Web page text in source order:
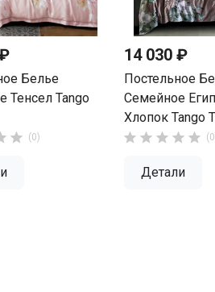
Белье
Тенсел Tango
 (0)
14 030 ₽
Постельное
Семейное
Хлопок Tango
    
Детали